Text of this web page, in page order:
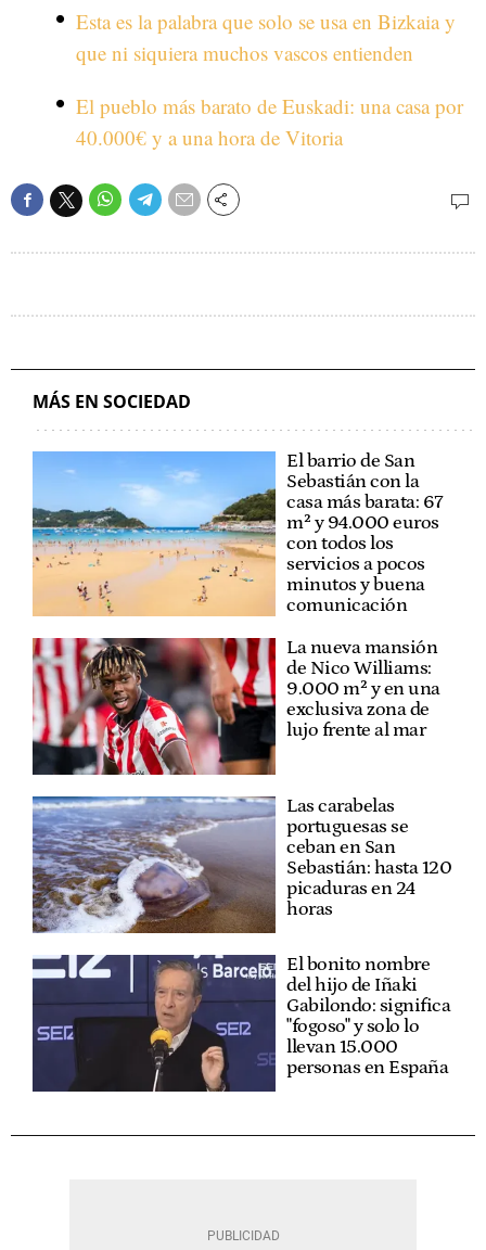
Esta es la palabra que solo se usa en Bizkaia y
que ni siquiera muchos vascos entienden
El pueblo más barato de Euskadi: una casa por
40.000€ y a una hora de Vitoria
MÁS EN SOCIEDAD
El barrio de San
Sebastián con la
casa más barata: 67
m² y 94.000 euros
con todos los
servicios a pocos
minutos y buena
comunicación
La nueva mansión
de Nico Williams:
9.000 m² y en una
exclusiva zona de
lujo frente al mar
Las carabelas
portuguesas se
ceban en San
Sebastián: hasta 120
picaduras en 24
horas
El bonito nombre
del hijo de Iñaki
Gabilondo: significa
"fogoso" y solo lo
llevan 15.000
personas en España